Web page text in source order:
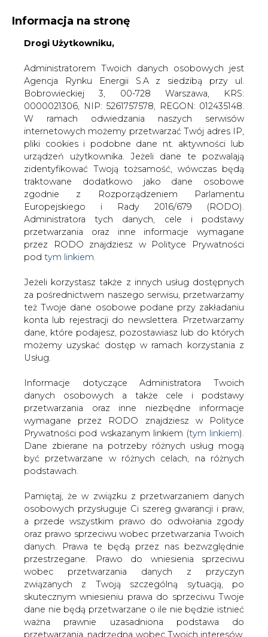
KONTAKT:
WYDAWCA PORTALU:
WYSOKI KONTRAST WIELKOŚĆ TEKSTU A A
ZALOGUJ SIĘ
WŁĄCZ CIRE.TV
Informacja na stronę
Drogi Użytkowniku,
Administratorem Twoich danych osobowych jest
Agencja Rynku Energii S.A z siedzibą przy ul.
Bobrowieckiej 3, 00-728 Warszawa, KRS:
0000021306, NIP: 5261757578, REGON: 012435148.
W ramach odwiedzania naszych serwisów
internetowych możemy przetwarzać Twój adres IP,
pliki cookies i podobne dane nt. aktywności lub
urządzeń użytkownika. Jeżeli dane te pozwalają
zidentyfikować Twoją tożsamość, wówczas będą
traktowane dodatkowo jako dane osobowe
zgodnie z Rozporządzeniem Parlamentu
Europejskiego i Rady 2016/679 (RODO).
Administratora tych danych, cele i podstawy
przetwarzania oraz inne informacje wymagane
przez RODO znajdziesz w Polityce Prywatności
pod tym linkiem.
Jeżeli korzystasz także z innych usług dostępnych
za pośrednictwem naszego serwisu, przetwarzamy
też Twoje dane osobowe podane przy zakładaniu
konta lub rejestracji do newslettera. Przetwarzamy
dane, które podajesz, pozostawiasz lub do których
możemy uzyskać dostęp w ramach korzystania z
Usług.
Informacje dotyczące Administratora Twoich
danych osobowych a także cele i podstawy
przetwarzania oraz inne niezbędne informacje
wymagane przez RODO znajdziesz w Polityce
Prywatności pod wskazanym linkiem (tym linkiem).
Dane zbierane na potrzeby różnych usług mogą
być przetwarzane w różnych celach, na różnych
podstawach.
Pamiętaj, że w związku z przetwarzaniem danych
osobowych przysługuje Ci szereg gwarancji i praw,
a przede wszystkim prawo do odwołania zgody
oraz prawo sprzeciwu wobec przetwarzania Twoich
danych. Prawa te będą przez nas bezwzględnie
przestrzegane. Prawo do wniesienia sprzeciwu
wobec przetwarzania danych z przyczyn
związanych z Twoją szczególną sytuacją, po
skutecznym wniesieniu prawa do sprzeciwu Twoje
dane nie będą przetwarzane o ile nie będzie istnieć
ważna prawnie uzasadniona podstawa do
przetwarzania, nadrzędna wobec Twoich interesów,
Strona główna ZIELONA GOSPODARKA /
Dania
ogłosiła aukcję dla fotowoltaiki
2018-09-18 00:00
skomentuj
udostępnij:
Dania ogłosiła aukcję dla
fotowoltaiki